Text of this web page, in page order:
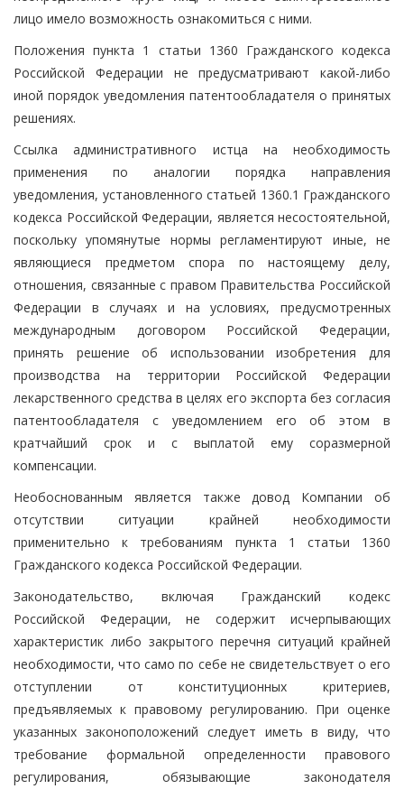
лицо имело возможность ознакомиться с ними.
Положения пункта 1 статьи 1360 Гражданского кодекса
Российской Федерации не предусматривают какой-либо
иной порядок уведомления патентообладателя о принятых
решениях.
Ссылка административного истца на необходимость
применения по аналогии порядка направления
уведомления, установленного статьей 1360.1 Гражданского
кодекса Российской Федерации, является несостоятельной,
поскольку упомянутые нормы регламентируют иные, не
являющиеся предметом спора по настоящему делу,
отношения, связанные с правом Правительства Российской
Федерации в случаях и на условиях, предусмотренных
международным договором Российской Федерации,
принять решение об использовании изобретения для
производства на территории Российской Федерации
лекарственного средства в целях его экспорта без согласия
патентообладателя с уведомлением его об этом в
кратчайший срок и с выплатой ему соразмерной
компенсации.
Необоснованным является также довод Компании об
отсутствии ситуации крайней необходимости
применительно к требованиям пункта 1 статьи 1360
Гражданского кодекса Российской Федерации.
Законодательство, включая Гражданский кодекс
Российской Федерации, не содержит исчерпывающих
характеристик либо закрытого перечня ситуаций крайней
необходимости, что само по себе не свидетельствует о его
отступлении от конституционных критериев,
предъявляемых к правовому регулированию. При оценке
указанных законоположений следует иметь в виду, что
требование формальной определенности правового
регулирования, обязывающие законодателя